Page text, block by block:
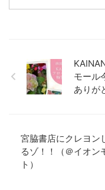
モール
ありが
宮脇書店にクレヨン
るゾ！！（＠イオン
ト）